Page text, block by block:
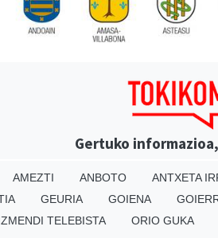
Gertuko
AMEZTI ANBOTO ANTXETA
GEURIA GOIENA
TELEBISTA ORIO GUKA